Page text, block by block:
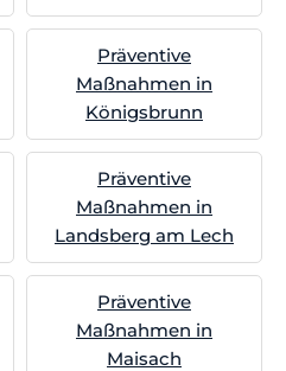
Präventive
Maßnahmen in
Königsbrunn
Präventive
Maßnahmen in
Landsberg am Lech
Präventive
Maßnahmen in
Maisach